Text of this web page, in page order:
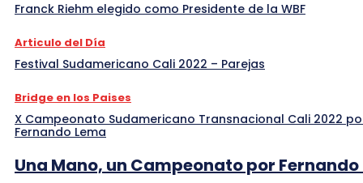
Franck Riehm elegido como Presidente de la WBF
Articulo del Día
Festival Sudamericano Cali 2022 – Parejas
Bridge en los Paises
X Campeonato Sudamericano Transnacional Cali 2022
Fernando Lema
Una Mano, un Campeonato por Fernando